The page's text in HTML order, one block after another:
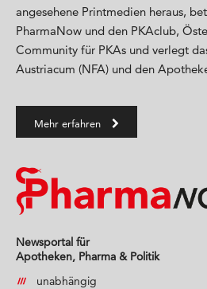
angesehene Printmedien heraus,
PharmaNow und den PKAclub,
Community für PKAs und verlegt
Austriacum (NFA) und den
Mehr erfahren
Newsportal für
Apotheken, Pharma & Politik
unabhängig